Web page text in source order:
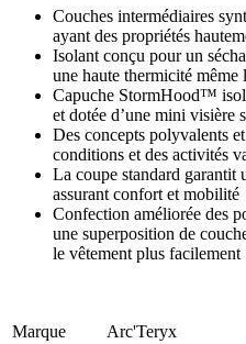
Couches intermédiaires
ayant des propriétés
Isolant conçu pour un
une haute thermicité même
Capuche StormHood™
et dotée d’une mini visière
Des concepts polyvalents
conditions et des activités
La coupe standard garantit
assurant confort et mobilité
Confection améliorée des
une superposition de
le vêtement plus facilement
Marque
Arc'Teryx